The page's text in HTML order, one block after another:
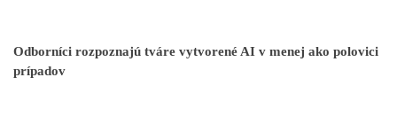
Odborníci rozpoznajú tváre vytvorené AI v menej ako polovici
prípadov